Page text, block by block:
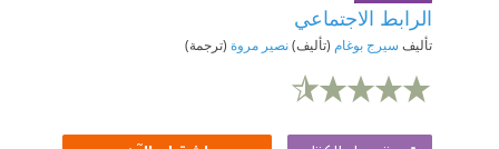
الرابط الاجتماعي
تأليف سيرج بوغام (تأليف)نصير مروة (ترجمة)